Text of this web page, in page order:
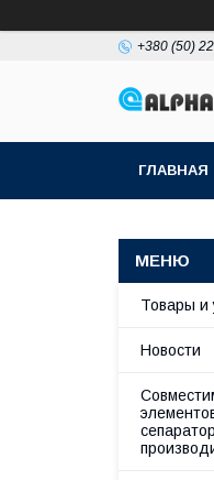
+380 (50)
ГЛАВНАЯ
Товары и
Новости